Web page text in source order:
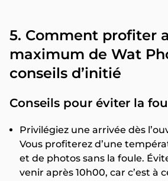
5. Comment profiter
maximum de Wat
conseils d’initié
Conseils pour éviter la
Privilégiez une arrivée dès
Vous profiterez d’une
et de photos sans la foule.
venir après 10h00, car c’est à